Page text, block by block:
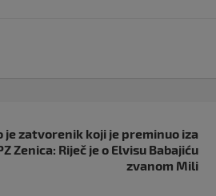
je zatvorenik koji je preminuo iza
Zenica: Riječ je o Elvisu Babajiću
zvanom Mili